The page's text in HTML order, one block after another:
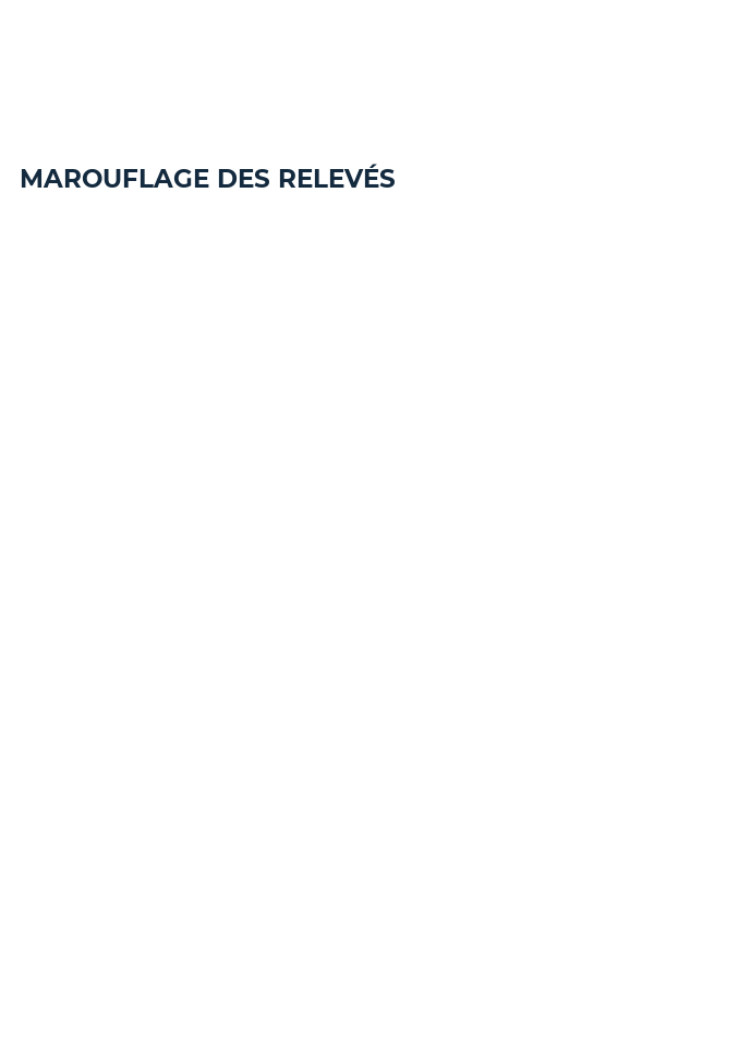
MAROUFLAGE DES RELEVÉS